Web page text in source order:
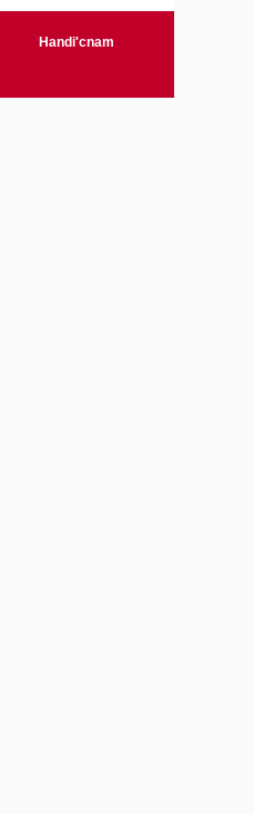
Handi'cnam